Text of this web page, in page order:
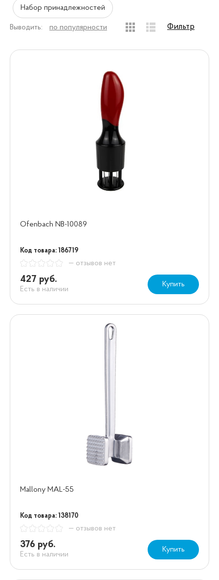
Набор принадлежностей
Выводить: по популярности Фильтр
Ofenbach NB-10089
Код товара: 186719
— отзывов нет
427 руб.
Есть в наличии
Купить
Mallony MAL-55
Код товара: 138170
— отзывов нет
376 руб.
Есть в наличии
Купить